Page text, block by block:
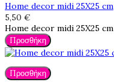
Home decor midi 25X25 cm
5,50 €
Home decor midi 25X25 cm
Προσθήκη
Προσθήκη